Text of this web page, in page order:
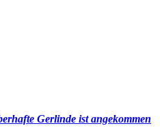
Gerlinde ist angekommen